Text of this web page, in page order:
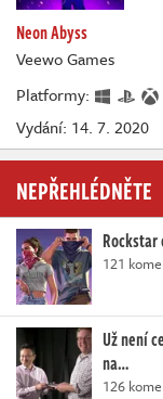
Neon Abyss
Veewo Games
Platformy:
Vydání: 14. 7. 2020
NEPŘEHLÉDNĚTE
Rockstar
121
Už není
na…
126